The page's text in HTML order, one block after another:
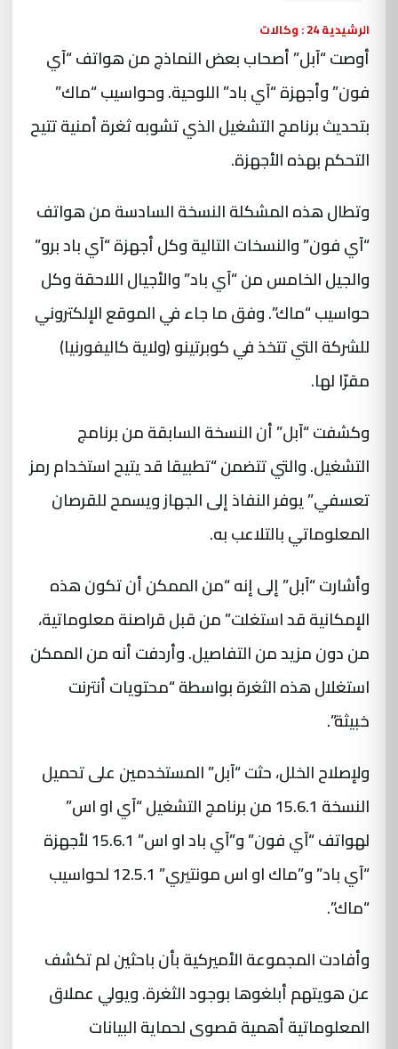
الرشيدية 24 : وكالات
أوصت “آبل” أصحاب بعض النماذج من هواتف “آي
فون” وأجهزة “آي باد” اللوحية. وحواسيب “ماك”
بتحديث برنامج التشغيل الذي تشوبه ثغرة أمنية تتيح
التحكم بهذه الأجهزة.
وتطال هذه المشكلة النسخة السادسة من هواتف
“آي فون” والنسخات التالية وكل أجهزة “آي باد برو”
والجيل الخامس من “آي باد” والأجيال اللاحقة وكل
حواسيب “ماك”. وفق ما جاء في الموقع الإلكتروني
للشركة التي تتخذ في كوبرتينو (ولاية كاليفورنيا)
مقرّا لها.
وكشفت “آبل” أن النسخة السابقة من برنامج
التشغيل. والتي تتضمن “تطبيقا قد يتيح استخدام رمز
تعسفي” يوفر النفاذ إلى الجهاز ويسمح للقرصان
المعلوماتي بالتلاعب به.
وأشارت “آبل” إلى إنه “من الممكن أن تكون هذه
الإمكانية قد استغلت” من قبل قراصنة معلوماتية،
من دون مزيد من التفاصيل. وأردفت أنه من الممكن
استغلال هذه الثغرة بواسطة “محتويات أنترنت
خبيثة”.
ولإصلاح الخلل، حثت “آبل” المستخدمين على تحميل
النسخة 15.6.1 من برنامج التشغيل “آي او اس”
لهواتف “آي فون” و”آي باد او اس” 15.6.1 لأجهزة
“آي باد” و”ماك او اس مونتيري” 12.5.1 لحواسيب
“ماك”.
وأفادت المجموعة الأميركية بأن باحثين لم تكشف
عن هويتهم أبلغوها بوجود الثغرة. ويولي عملاق
المعلوماتية أهمية قصوى لحماية البيانات